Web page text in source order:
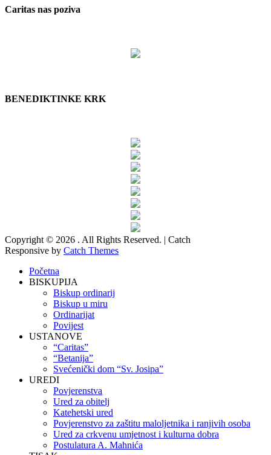
Caritas nas poziva
BENEDIKTINKE KRK
Copyright © 2026 . All Rights Reserved. | Catch
Responsive by Catch Themes
Početna
BISKUPIJA
Biskup ordinarij
Biskup u miru
Ordinarijat
Povijest
USTANOVE
“Caritas”
“Betanija”
Svećenički dom “Sv. Josipa”
UREDI
Povjerenstva
Ured za obitelj
Katehetski ured
Povjerenstvo za zaštitu maloljetnika i ranjivih osoba
Ured za crkvenu umjetnost i kulturna dobra
Postulatura A. Mahnića